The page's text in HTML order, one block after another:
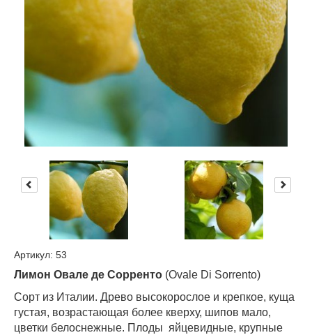
Артикул: 53
Лимон Овале де Сорренто (Ovale Di Sorrento)
Сорт из Италии. Древо высокорослое и крепкое, куща
густая, возрастающая более кверху, шипов мало,
цветки белоснежные. Плоды яйцевидные, крупные